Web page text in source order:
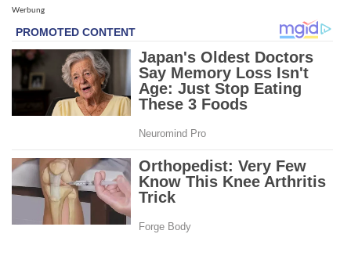
Werbung